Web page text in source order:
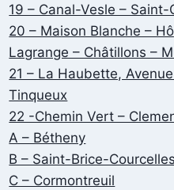
19 – Canal-Vesle – Saint-
20 – Maison Blanche –
Lagrange – Châtillons –
21 – La Haubette,
Tinqueux
22 -Chemin Vert –
A – Bétheny
B – Saint-Brice-
C – Cormontreuil